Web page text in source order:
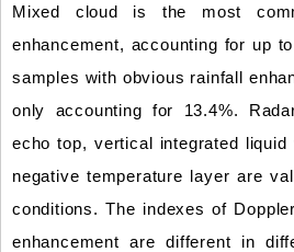
Mixed cloud is the most
enhancement, accounting for up
samples with obvious rainfall
only accounting for 13.4%.
echo top, vertical integrated
negative temperature layer are
conditions. The indexes of
enhancement are different in